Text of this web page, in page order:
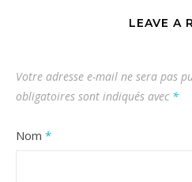
LEAVE A
Votre adresse e-mail ne sera pas
obligatoires sont indiqués avec *
Nom *